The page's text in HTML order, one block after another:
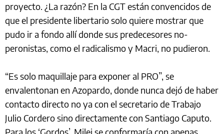
proyecto. ¿La razón? En la CGT están convencidos de
que el presidente libertario solo quiere mostrar que
pudo ir a fondo allí donde sus predecesores no-
peronistas, como el radicalismo y Macri, no pudieron.
“Es solo maquillaje para exponer al PRO”, se
envalentonan en Azopardo, donde nunca dejó de haber
contacto directo no ya con el secretario de Trabajo
Julio Cordero sino directamente con Santiago Caputo.